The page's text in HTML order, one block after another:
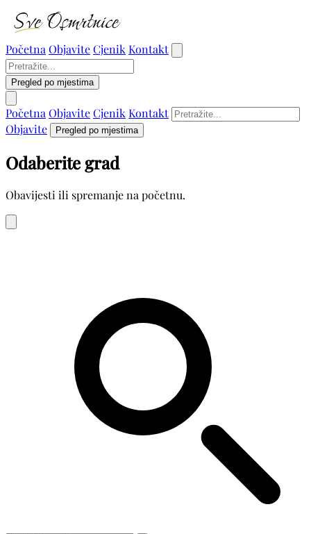
Početna ObjaviteCjenik Kontakt
Pregled po mjestima
Početna ObjaviteCjenik Kontakt
Objavite
Pregled po mjestima
Odaberite grad
Obavijesti ili spremanje na početnu.